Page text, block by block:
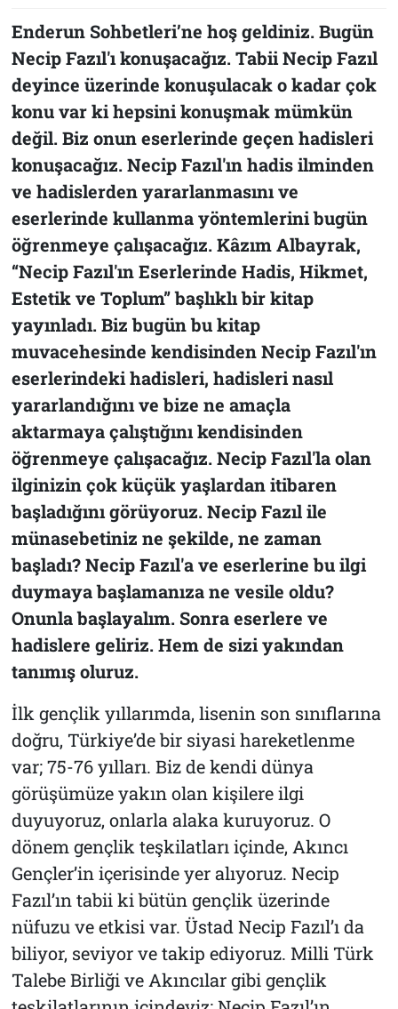
Enderun Sohbetleri’ne hoş geldiniz. Bugün
Necip Fazıl'ı konuşacağız. Tabii Necip Fazıl
deyince üzerinde konuşulacak o kadar çok
konu var ki hepsini konuşmak mümkün
değil. Biz onun eserlerinde geçen hadisleri
konuşacağız. Necip Fazıl'ın hadis ilminden
ve hadislerden yararlanmasını ve
eserlerinde kullanma yöntemlerini bugün
öğrenmeye çalışacağız. Kâzım Albayrak,
“Necip Fazıl'ın Eserlerinde Hadis, Hikmet,
Estetik ve Toplum” başlıklı bir kitap
yayınladı. Biz bugün bu kitap
muvacehesinde kendisinden Necip Fazıl'ın
eserlerindeki hadisleri, hadisleri nasıl
yararlandığını ve bize ne amaçla
aktarmaya çalıştığını kendisinden
öğrenmeye çalışacağız. Necip Fazıl'la olan
ilginizin çok küçük yaşlardan itibaren
başladığını görüyoruz. Necip Fazıl ile
münasebetiniz ne şekilde, ne zaman
başladı? Necip Fazıl'a ve eserlerine bu ilgi
duymaya başlamanıza ne vesile oldu?
Onunla başlayalım. Sonra eserlere ve
hadislere geliriz. Hem de sizi yakından
tanımış oluruz.
İlk gençlik yıllarımda, lisenin son sınıflarına
doğru, Türkiye’de bir siyasi hareketlenme
var; 75-76 yılları. Biz de kendi dünya
görüşümüze yakın olan kişilere ilgi
duyuyoruz, onlarla alaka kuruyoruz. O
dönem gençlik teşkilatları içinde, Akıncı
Gençler’in içerisinde yer alıyoruz. Necip
Fazıl’ın tabii ki bütün gençlik üzerinde
nüfuzu ve etkisi var. Üstad Necip Fazıl’ı da
biliyor, seviyor ve takip ediyoruz. Milli Türk
Talebe Birliği ve Akıncılar gibi gençlik